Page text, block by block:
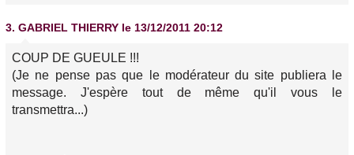
3. GABRIEL THIERRY le 13/12/2011 20:12
COUP DE GUEULE !!!
(Je ne pense pas que le modérateur du site publiera le
message. J'espère tout de même qu'il vous le
transmettra...)